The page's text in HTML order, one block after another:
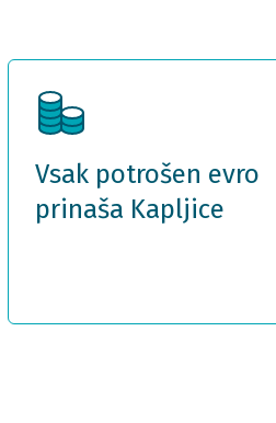
Vsak potrošen evro
prinaša Kapljice